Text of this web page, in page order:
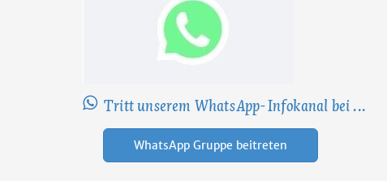
Tritt unserem WhatsApp-Infokanal bei ...
WhatsApp Gruppe beitreten